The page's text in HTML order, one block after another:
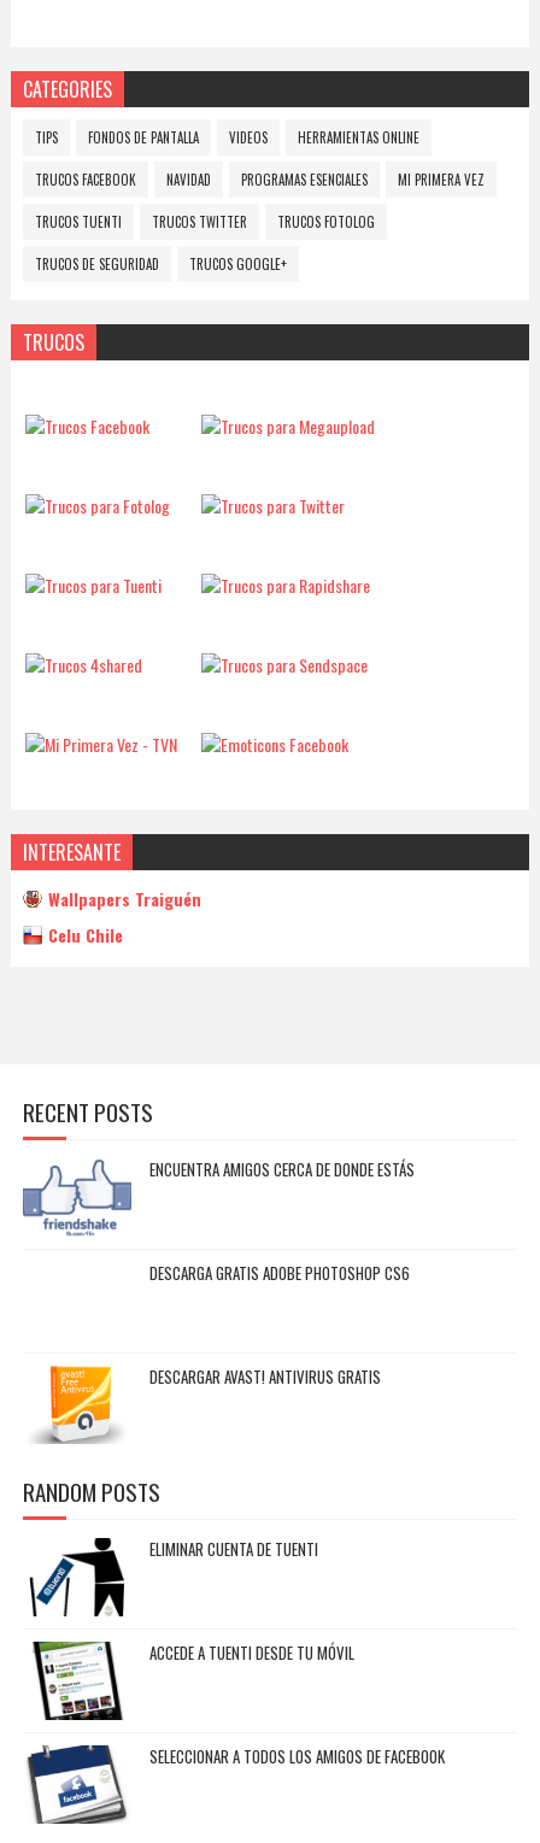
CATEGORIES
TIPS FONDOS DE PANTALLA VIDEOS HERRAMIENTAS ONLINE
TRUCOS FACEBOOK NAVIDAD PROGRAMAS ESENCIALES MI PRIMERA VEZ
TRUCOS TUENTI TRUCOS TWITTER TRUCOS FOTOLOG
TRUCOS DE SEGURIDAD TRUCOS GOOGLE+
TRUCOS
INTERESANTE
Wallpapers Traiguén
Celu Chile
RECENT POSTS
ENCUENTRA AMIGOS CERCA DE DONDE ESTÁS
DESCARGA GRATIS ADOBE PHOTOSHOP CS6
DESCARGAR AVAST! ANTIVIRUS GRATIS
RANDOM POSTS
ELIMINAR CUENTA DE TUENTI
ACCEDE A TUENTI DESDE TU MÓVIL
SELECCIONAR A TODOS LOS AMIGOS DE FACEBOOK